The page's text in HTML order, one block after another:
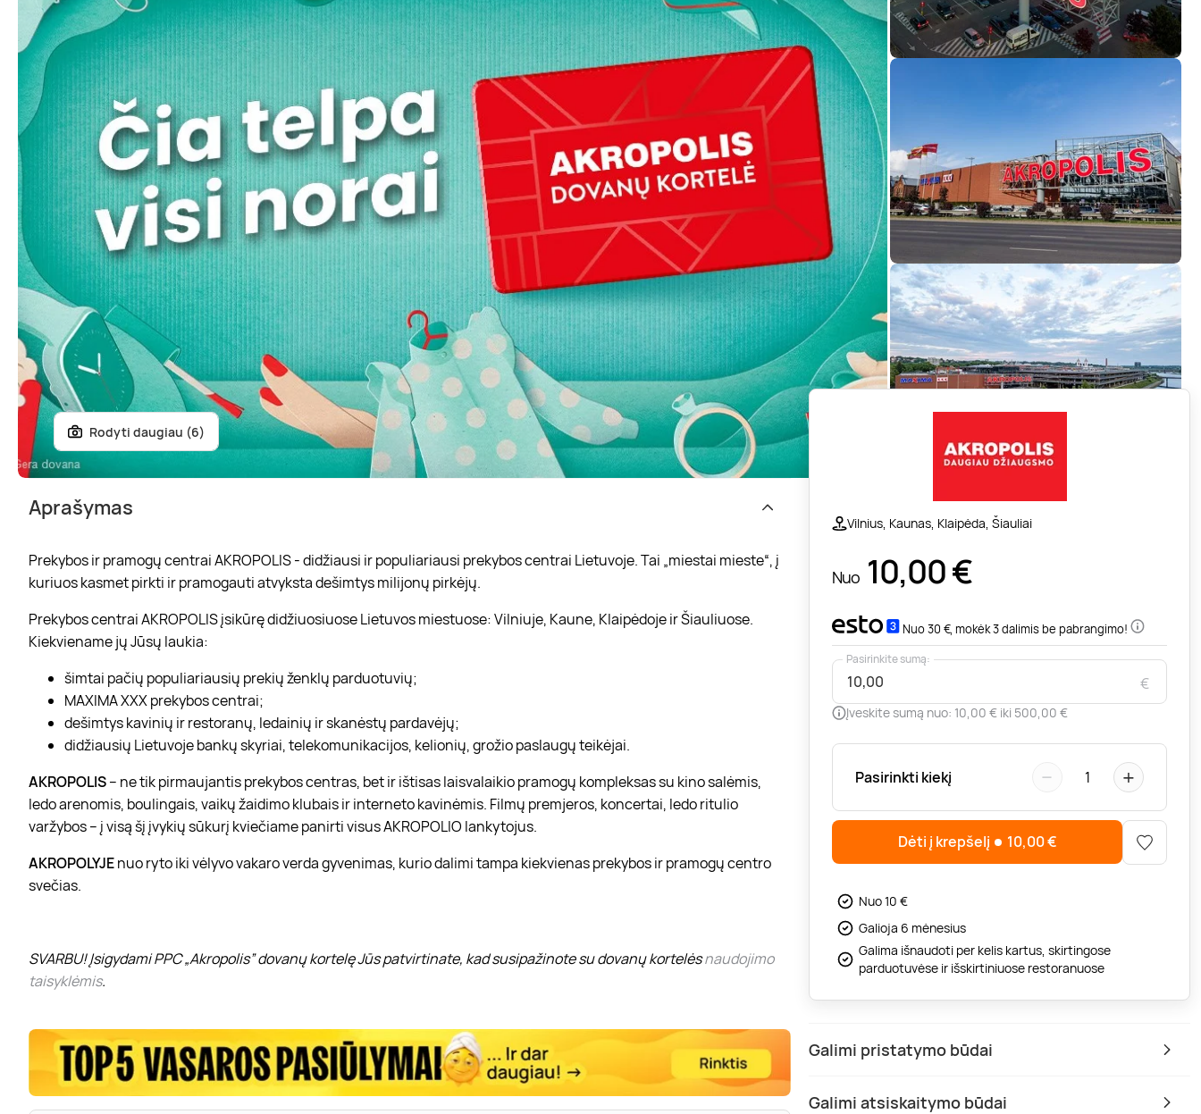
Rodyti daugiau (6)
Vilnius, Kaunas, Klaipėda, Šiauliai
Nuo 10,00€
Nuo 30 €, mokėk 3 dalimis be pabrangimo!
€
Pasirinkite sumą:
Įveskite sumą nuo: 10,00 € iki 500,00 €
Pasirinkti kiekį − 1 +
Dėti į krepšelį 10,00€
Nuo 10 €
Galioja 6 mėnesius
Galima išnaudoti per kelis kartus, skirtingose
parduotuvėse ir išskirtiniuose restoranuose
Galimi pristatymo būdai
Galimi atsiskaitymo būdai
Aprašymas
Prekybos ir pramogų centrai AKROPOLIS - didžiausi ir populiariausi prekybos centrai Lietuvoje. Tai „miestai mieste“, į
kuriuos kasmet pirkti ir pramogauti atvyksta dešimtys milijonų pirkėjų.
Prekybos centrai AKROPOLIS įsikūrę didžiuosiuose Lietuvos miestuose: Vilniuje, Kaune, Klaipėdoje ir Šiauliuose.
Kiekviename jų Jūsų laukia:
šimtai pačių populiariausių prekių ženklų parduotuvių;
MAXIMA XXX prekybos centrai;
dešimtys kavinių ir restoranų, ledainių ir skanėstų pardavėjų;
didžiausių Lietuvoje bankų skyriai, telekomunikacijos, kelionių, grožio paslaugų teikėjai.
AKROPOLIS– ne tik pirmaujantis prekybos centras, bet ir ištisas laisvalaikio pramogų kompleksas su kino salėmis,
ledo arenomis, boulingais, vaikų žaidimo klubais ir interneto kavinėmis. Filmų premjeros, koncertai, ledo ritulio
varžybos – į visą šį įvykių sūkurį kviečiame panirti visus AKROPOLIO lankytojus.
AKROPOLYJEnuo ryto iki vėlyvo vakaro verda gyvenimas, kurio dalimi tampa kiekvienas prekybos ir pramogų centro
svečias.
SVARBU! Įsigydami PPC „Akropolis” dovanų kortelę Jūs patvirtinate, kad susipažinote su dovanų kortelėsnaudojimo
taisyklėmis.